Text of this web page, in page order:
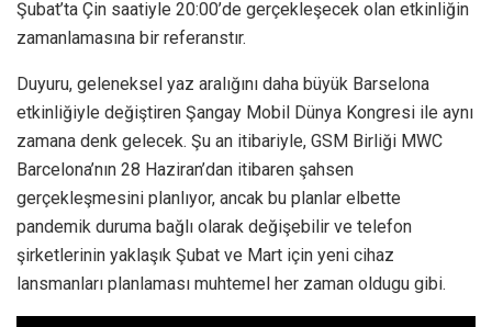
Şubat’ta Çin saatiyle 20:00’de gerçekleşecek olan etkinliğin
zamanlamasına bir referanstır.
Duyuru, geleneksel yaz aralığını daha büyük Barselona
etkinliğiyle değiştiren Şangay Mobil Dünya Kongresi ile aynı
zamana denk gelecek. Şu an itibariyle, GSM Birliği MWC
Barcelona’nın 28 Haziran’dan itibaren şahsen
gerçekleşmesini planlıyor, ancak bu planlar elbette
pandemik duruma bağlı olarak değişebilir ve telefon
şirketlerinin yaklaşık Şubat ve Mart için yeni cihaz
lansmanları planlaması muhtemel her zaman oldugu gibi.